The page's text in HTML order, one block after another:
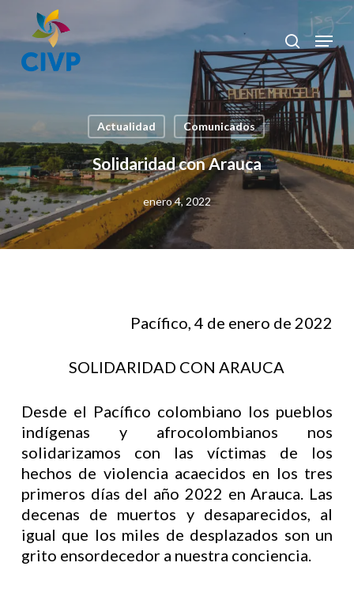
main
content
search
Menu
Actualidad Comunicados
Solidaridad con Arauca
enero 4, 2022
Pacífico, 4 de enero de 2022
SOLIDARIDAD CON ARAUCA
Desde el Pacífico colombiano los pueblos
indígenas y afrocolombianos nos
solidarizamos con las víctimas de los
hechos de violencia acaecidos en los tres
primeros días del año 2022 en Arauca. Las
decenas de muertos y desaparecidos, al
igual que los miles de desplazados son un
grito ensordecedor a nuestra conciencia.
Close
Menu